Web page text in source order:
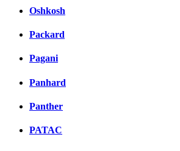
Oshkosh
Packard
Pagani
Panhard
Panther
PATAC